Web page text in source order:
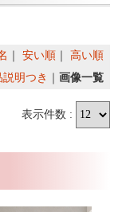
安い順
高い順
説明つき 画像一覧
表示件数 :